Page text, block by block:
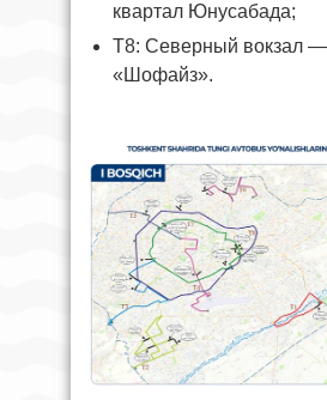
квартал Юнусабада;
T8: Северный вокзал
«Шофайз».